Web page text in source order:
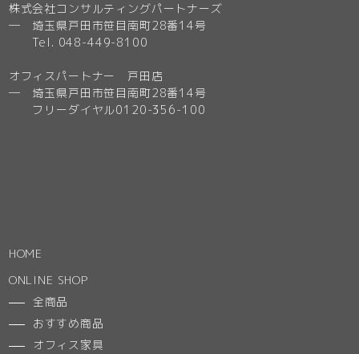
株式会社コンサルティングパートナーズ
─ 埼玉県戸田市笹目南町28番14号
Tel. 048-449-8100
オフィスパートナー 戸田店
─ 埼玉県戸田市笹目南町28番14号
フリーダイヤル0120-356-100
HOME
ONLINE SHOP
全商品
おすすめ商品
オフィス家具